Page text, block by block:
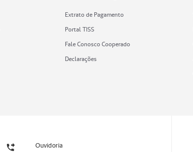
Extrato de Pagamento
Portal TISS
Fale Conosco Cooperado
Declarações
Ouvidoria